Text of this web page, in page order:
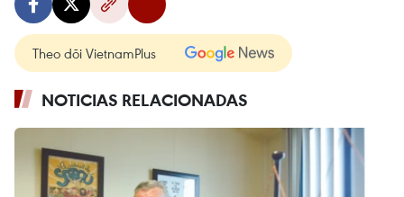
Theo dõi VietnamPlus
NOTICIAS RELACIONADAS